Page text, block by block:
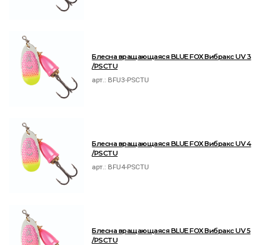
Блесна вращающаяся BLUE FOX Вибракс UV 3
/PSCTU
арт.: BFU3-PSCTU
Блесна вращающаяся BLUE FOX Вибракс UV 4
/PSCTU
арт.: BFU4-PSCTU
Блесна вращающаяся BLUE FOX Вибракс UV 5
/PSCTU